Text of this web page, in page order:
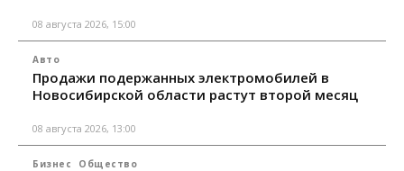
08 августа 2026, 15:00
Авто
Продажи подержанных электромобилей в
Новосибирской области растут второй месяц
08 августа 2026, 13:00
Бизнес Общество